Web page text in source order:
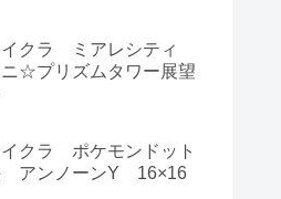
イクラ ミアレシティ
ニ☆プリズムタワー展望
クラ ポケモンドット
アンノーンY 16×16